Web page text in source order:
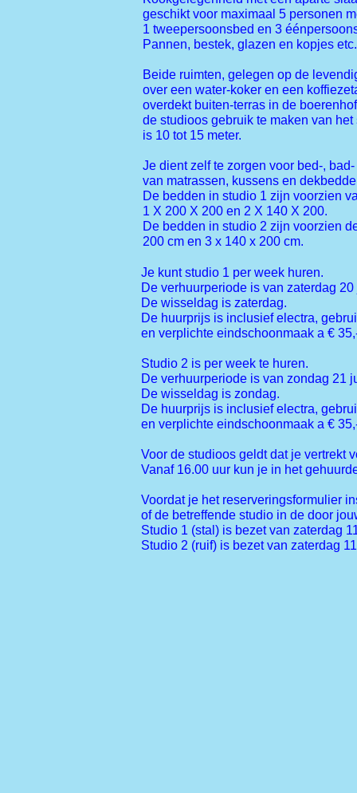
geschikt voor maximaal 5 personen
1 tweepersoonsbed en 3
Pannen, bestek, glazen en kopjes
Beide ruimten, gelegen op de
over een water-koker en een
overdekt buiten-terras in de
de studioos gebruik te maken van
is 10 tot 15 meter.
Je dient zelf te zorgen voor bed-,
van matrassen, kussens en
De bedden in studio 1 zijn voorzien
1 X 200 X 200 en 2 X 140 X 200.
De bedden in studio 2 zijn voorzien
200 cm en 3 x 140 x 200 cm.
Je kunt studio 1 per week huren.
De verhuurperiode is van zaterdag
De wisseldag is zaterdag.
De huurprijs is inclusief electra,
en verplichte eindschoonmaak a €
Studio 2 is per week te huren.
De verhuurperiode is van zondag 21
De wisseldag is zondag.
De huurprijs is inclusief electra,
en verplichte eindschoonmaak a €
Voor de studioos geldt dat je vertrekt
Vanaf 16.00 uur kun je in het
Voordat je het reserveringsformulier
of de betreffende studio in de door
Studio 1 (stal) is bezet van zaterdag
Studio 2 (ruif) is bezet van zaterdag